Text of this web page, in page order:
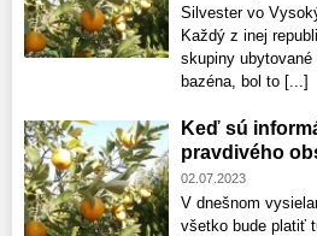
Silvester vo
Každý z inej
skupiny
bazéna, bol to [...]
Keď sú
pravdivého
02.07.2023
V dnešnom
všetko bude platiť